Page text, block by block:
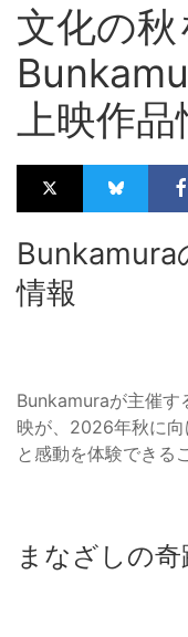
文化の秋
上映作
Bunkamura
情報
Bunkamuraが主催す
映が、2026年秋に向
と感動を体験できる
まなざしの